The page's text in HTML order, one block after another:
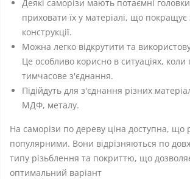
Деякі саморізи мають потаємні
приховати їх у матеріалі, що покращує
конструкції.
Можна легко відкрутити та
Це особливо корисно в ситуаціях, коли
тимчасове з'єднання.
Підійдуть для з'єднання різних
МДФ, металу.
На саморізи по дереву ціна доступна, що
популярними. Вони відрізняються по
типу різьблення та покриттю, що
оптимальний варіант